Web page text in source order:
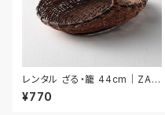
レンタル ざる・籠 44cm｜ZAR
020
¥770